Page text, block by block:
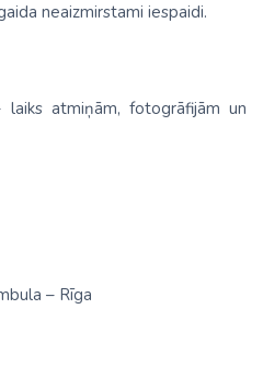
neaizmirstami iespaidi.
laiks atmiņām, fotogrāfijām un
– Rīga